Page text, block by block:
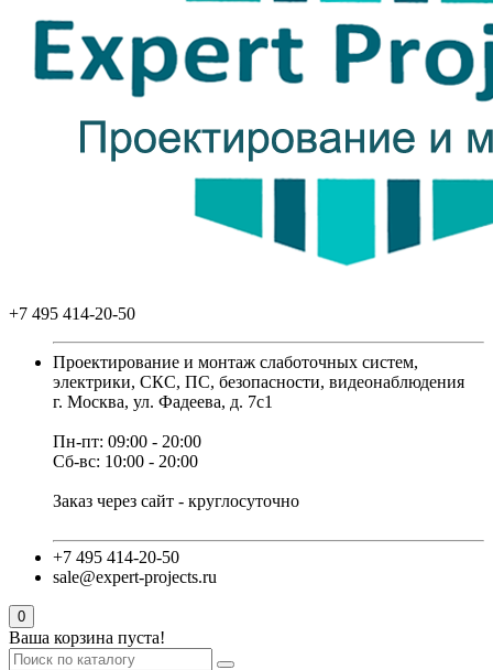
+7 495 414-20-50
Проектирование и монтаж слаботочных систем,
электрики, СКС, ПС, безопасности, видеонаблюдения
г. Москва, ул. Фадеева, д. 7с1
Пн-пт: 09:00 - 20:00
Сб-вс: 10:00 - 20:00
Заказ через сайт - круглосуточно
+7 495 414-20-50
sale@expert-projects.ru
0
Ваша корзина пуста!